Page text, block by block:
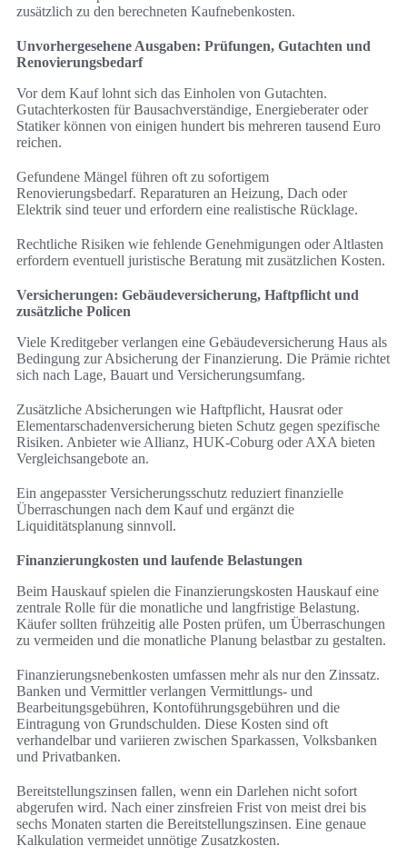
zusätzlich zu den berechneten Kaufnebenkosten.
Unvorhergesehene Ausgaben: Prüfungen, Gutachten und
Renovierungsbedarf
Vor dem Kauf lohnt sich das Einholen von Gutachten.
Gutachterkosten für Bausachverständige, Energieberater oder
Statiker können von einigen hundert bis mehreren tausend Euro
reichen.
Gefundene Mängel führen oft zu sofortigem
Renovierungsbedarf. Reparaturen an Heizung, Dach oder
Elektrik sind teuer und erfordern eine realistische Rücklage.
Rechtliche Risiken wie fehlende Genehmigungen oder Altlasten
erfordern eventuell juristische Beratung mit zusätzlichen Kosten.
Versicherungen: Gebäudeversicherung, Haftpflicht und
zusätzliche Policen
Viele Kreditgeber verlangen eine Gebäudeversicherung Haus als
Bedingung zur Absicherung der Finanzierung. Die Prämie richtet
sich nach Lage, Bauart und Versicherungsumfang.
Zusätzliche Absicherungen wie Haftpflicht, Hausrat oder
Elementarschadenversicherung bieten Schutz gegen spezifische
Risiken. Anbieter wie Allianz, HUK-Coburg oder AXA bieten
Vergleichsangebote an.
Ein angepasster Versicherungsschutz reduziert finanzielle
Überraschungen nach dem Kauf und ergänzt die
Liquiditätsplanung sinnvoll.
Finanzierungkosten und laufende Belastungen
Beim Hauskauf spielen die Finanzierungskosten Hauskauf eine
zentrale Rolle für die monatliche und langfristige Belastung.
Käufer sollten frühzeitig alle Posten prüfen, um Überraschungen
zu vermeiden und die monatliche Planung belastbar zu gestalten.
Finanzierungsnebenkosten umfassen mehr als nur den Zinssatz.
Banken und Vermittler verlangen Vermittlungs- und
Bearbeitungsgebühren, Kontoführungsgebühren und die
Eintragung von Grundschulden. Diese Kosten sind oft
verhandelbar und variieren zwischen Sparkassen, Volksbanken
und Privatbanken.
Bereitstellungszinsen fallen, wenn ein Darlehen nicht sofort
abgerufen wird. Nach einer zinsfreien Frist von meist drei bis
sechs Monaten starten die Bereitstellungszinsen. Eine genaue
Kalkulation vermeidet unnötige Zusatzkosten.